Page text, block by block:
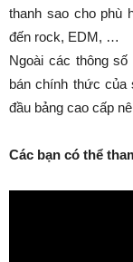
thanh sao cho phù
đến rock, EDM, …
Ngoài các thông
bán chính thức của
đầu bảng cao cấp
Các bạn có thể